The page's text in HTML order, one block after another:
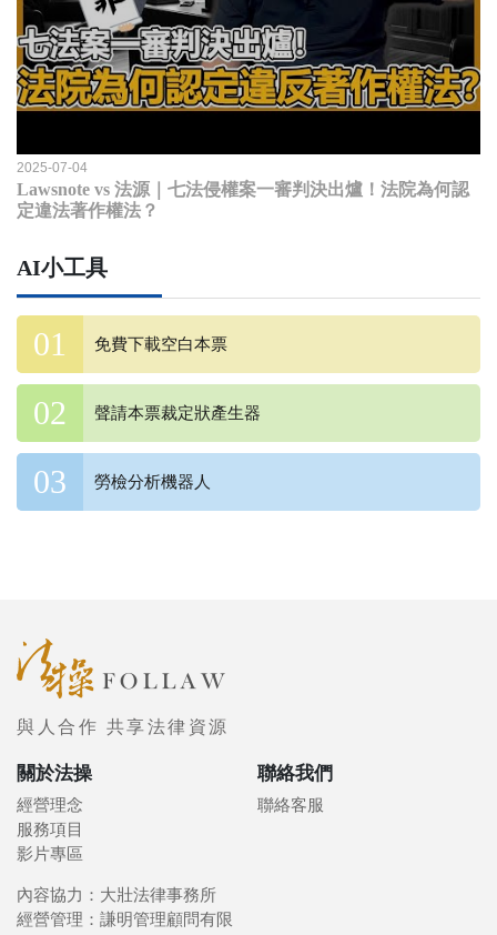
2025-07-04
Lawsnote vs 法源｜七法侵權案一審判決出爐！法院為何認
定違法著作權法？
AI小工具
免費下載空白本票
聲請本票裁定狀產生器
勞檢分析機器人
與人合作 共享法律資源
關於法操
經營理念
服務項目
影片專區
聯絡我們
聯絡客服
內容協力：大壯法律事務所
經營管理：謙明管理顧問有限